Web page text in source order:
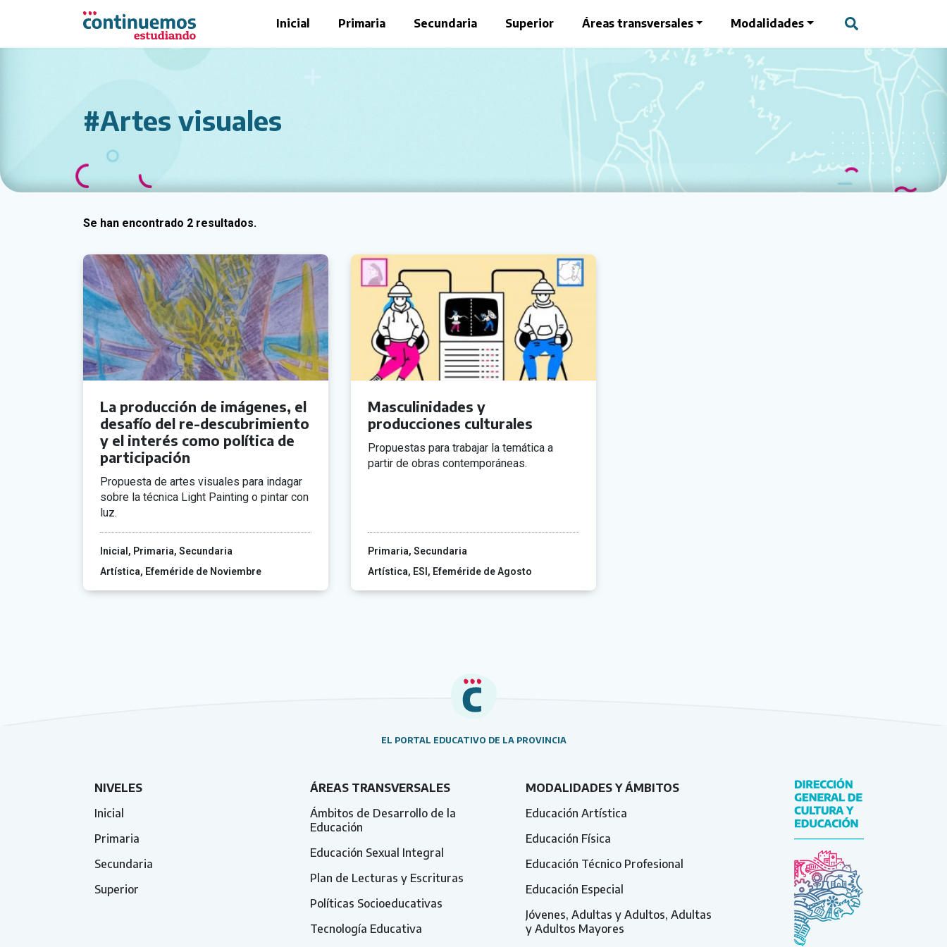
Saltar al contenido principal
Inicial Primaria Secundaria Superior Áreas transversales Modalidades
#Artes visuales
Se han encontrado 2 resultados.
La producción de imágenes, el
desafío del re-descubrimiento
y el interés como política de
participación
Propuesta de artes visuales para indagar
sobre la técnica Light Painting o pintar con
luz.
Inicial Primaria Secundaria
Artística
Efeméride de Noviembre
Masculinidades y
producciones culturales
Propuestas para trabajar la temática a
partir de obras contemporáneas.
Primaria Secundaria
Artística
ESI Efeméride de Agosto
EL PORTAL EDUCATIVO DE LA PROVINCIA
NIVELES
Inicial
Primaria
Secundaria
Superior
ÁREAS TRANSVERSALES
Ámbitos de Desarrollo de la
Educación
Educación Sexual Integral
Plan de Lecturas y Escrituras
Políticas Socioeducativas
Tecnología Educativa
MODALIDADES Y ÁMBITOS
Educación Artística
Educación Física
Educación Técnico Profesional
Educación Especial
Jóvenes, Adultas y Adultos, Adultas
y Adultos Mayores